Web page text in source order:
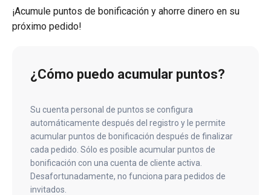
¡Acumule puntos de bonificación y ahorre dinero en su
próximo pedido!
¿Cómo puedo acumular puntos?
Su cuenta personal de puntos se configura
automáticamente después del registro y le permite
acumular puntos de bonificación después de finalizar
cada pedido. Sólo es posible acumular puntos de
bonificación con una cuenta de cliente activa.
Desafortunadamente, no funciona para pedidos de
invitados.